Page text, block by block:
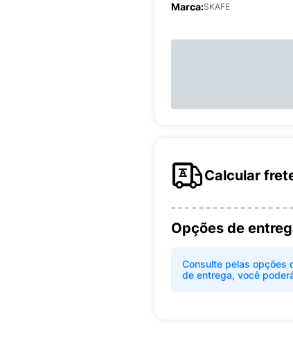
Marca:SKAFE
Calcular
Opções de
Consulte pelas opções
de entrega, você